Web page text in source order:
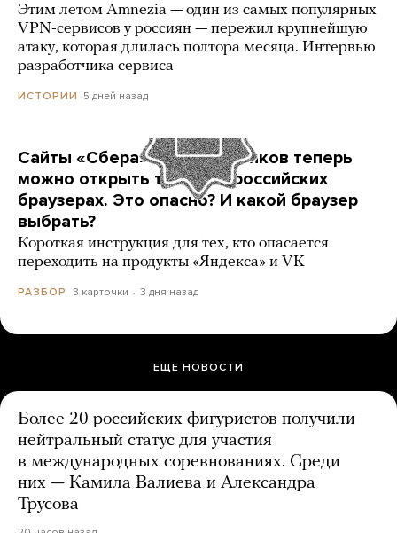
Этим летом Amnezia — один из самых популярных
VPN-сервисов у россиян — пережил крупнейшую
атаку, которая длилась полтора месяца. Интервью
разработчика сервиса
ИСТОРИИ 5 дней назад
Сайты «Сбера» и других банков теперь
можно открыть только в российских
браузерах. Это опасно? И какой браузер
выбрать?
Короткая инструкция для тех, кто опасается
переходить на продукты «Яндекса» и VK
РАЗБОР 3 карточки 3 дня назад
ЕЩЕ НОВОСТИ
Более 20 российских фигуристов получили
нейтральный статус для участия
в международных соревнованиях. Среди
них — Камила Валиева и Александра
Трусова